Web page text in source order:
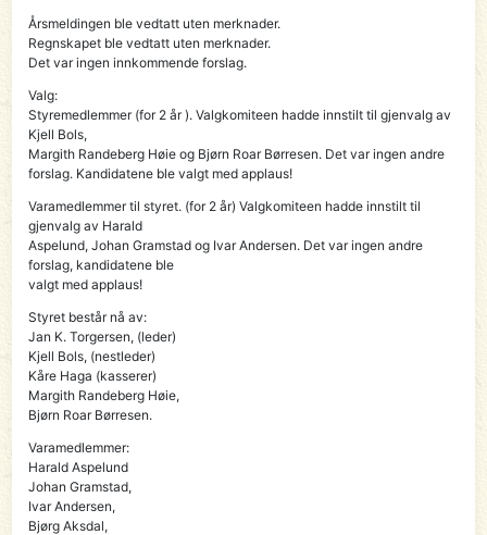
Årsmeldingen ble vedtatt uten merknader.
Regnskapet ble vedtatt uten merknader.
Det var ingen innkommende forslag.
Valg:
Styremedlemmer (for 2 år ). Valgkomiteen hadde innstilt til gjenvalg av
Kjell Bols,
Margith Randeberg Høie og Bjørn Roar Børresen. Det var ingen andre
forslag. Kandidatene ble valgt med applaus!
Varamedlemmer til styret. (for 2 år) Valgkomiteen hadde innstilt til
gjenvalg av Harald
Aspelund, Johan Gramstad og Ivar Andersen. Det var ingen andre
forslag, kandidatene ble
valgt med applaus!
Styret består nå av:
Jan K. Torgersen, (leder)
Kjell Bols, (nestleder)
Kåre Haga (kasserer)
Margith Randeberg Høie,
Bjørn Roar Børresen.
Varamedlemmer:
Harald Aspelund
Johan Gramstad,
Ivar Andersen,
Bjørg Aksdal,